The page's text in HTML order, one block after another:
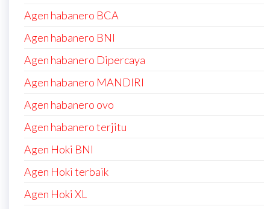
Agen habanero BCA
Agen habanero BNI
Agen habanero Dipercaya
Agen habanero MANDIRI
Agen habanero ovo
Agen habanero terjitu
Agen Hoki BNI
Agen Hoki terbaik
Agen Hoki XL